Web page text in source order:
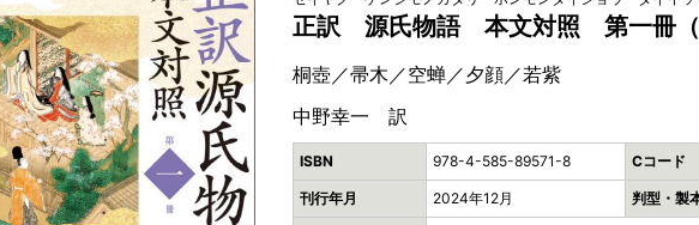
正訳 源氏物語 本文対照 第一冊（
桐壺／帚木／空蝉／夕顔／若紫
中野幸一 訳
ISBN 978-4-585-89571-8 Cコード
刊行年月 2024年12月 判型・製